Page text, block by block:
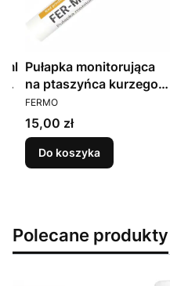
ml Pułapka monitorująca
na ptaszyńca kurzego
FER-Mite Trap
PRODUCENT
FERMO
Cena
15,00 zł
Do koszyka
Polecane produkty